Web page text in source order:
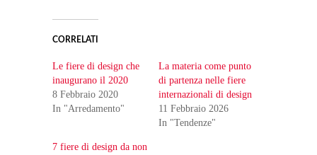
CORRELATI
Le fiere di design che
inaugurano il 2020
8 Febbraio 2020
In "Arredamento"
La materia come punto
di partenza nelle fiere
internazionali di design
11 Febbraio 2026
In "Tendenze"
7 fiere di design da non